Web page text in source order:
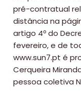
pré-contratual
distância na
artigo 4º do
fevereiro, e de
www.sun7.pt é
Cerqueira
pessoa coletiva